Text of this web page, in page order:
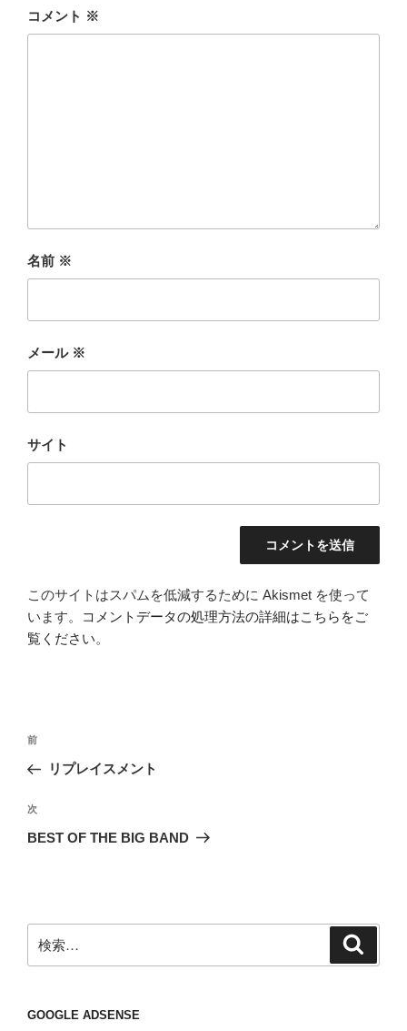
コメント ※
名前 ※
メール ※
サイト
このサイトはスパムを低減するために Akismet を使って
います。
コメントデータの処理方法の詳細はこちらをご
覧ください。
投
ナ
ビ
ゲ
ン
前
の
稿
前
リプレイスメント
次
の
次
BEST OF THE BIG BAND
索:
GOOGLE ADSENSE